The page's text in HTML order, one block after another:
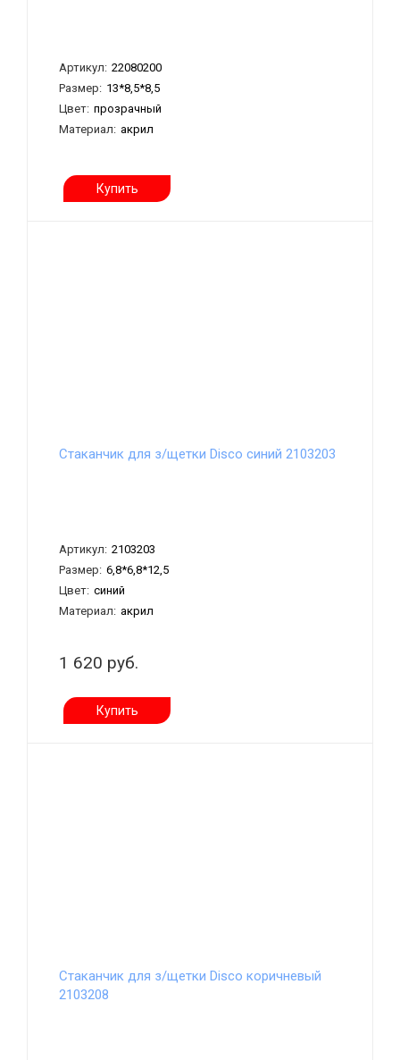
Артикул: 22080200
Размер: 13*8,5*8,5
Цвет: прозрачный
Материал: акрил
Купить
Стаканчик для з/щетки Disco синий 2103203
Артикул: 2103203
Размер: 6,8*6,8*12,5
Цвет: синий
Материал: акрил
1 620 руб.
Купить
Стаканчик для з/щетки Disco коричневый
2103208